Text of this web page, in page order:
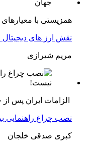
همزیستی با معیارهای
نقش ارز های دیجیتال
مریم شیرازی
الزامات ایران پس از
نصب چراغ راهنمایی
کبری صدقی خلجان